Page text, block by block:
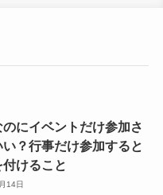
にイベントだけ参加さ
？行事だけ参加すると
付けること
14日